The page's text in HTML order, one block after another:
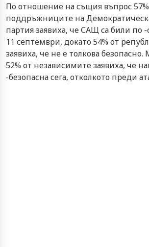
По отношение на същия въпрос
поддръжниците на
партия заявиха, че САЩ са били по
11 септември, докато 54% ​​от
заявиха, че не е толкова
52% от независимите заявиха, че
-безопасна сега, отколкото преди